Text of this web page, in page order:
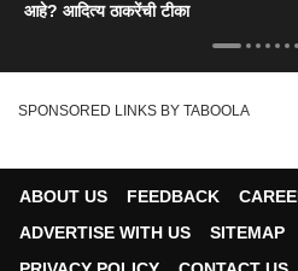
आहे? आदित्य ठाकरेंची टीका
SPONSORED LINKS BY TABOOLA
ABOUT US FEEDBACK
ADVERTISE WITH US
SITEMAP